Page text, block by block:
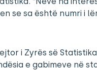
se sa është numri i
i Zyrës së
e gabimeve në